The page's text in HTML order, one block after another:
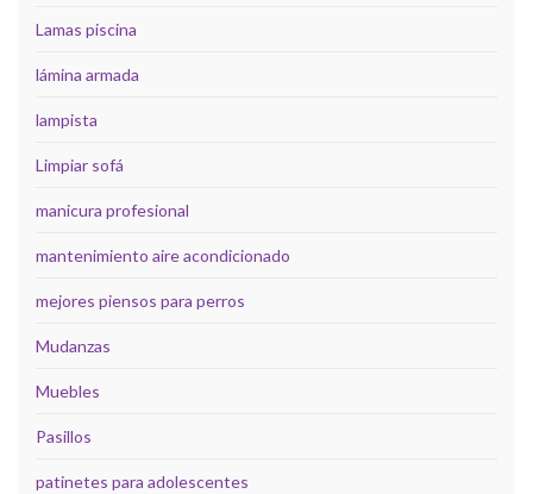
Lamas piscina
lámina armada
lampista
Limpiar sofá
manicura profesional
mantenimiento aire acondicionado
mejores piensos para perros
Mudanzas
Muebles
Pasillos
patinetes para adolescentes